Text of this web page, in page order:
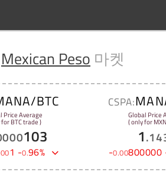
Mexican Peso 마켓
BTC
Price Average
BTC trade )
103
1 -0.96%
CSPA:
Global Price
( only for
1.
-0.00800000